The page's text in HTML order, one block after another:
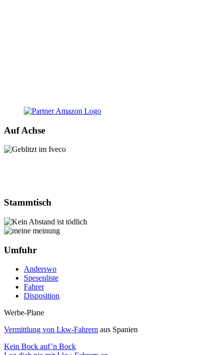
Auf Achse
Stammtisch
Umfuhr
Anderswo
Spesenliste
Fahrer
Disposition
Werbe-Plane
Vermittlung von Lkw-Fahrern aus Spanien
Kein Bock auf’n Bock